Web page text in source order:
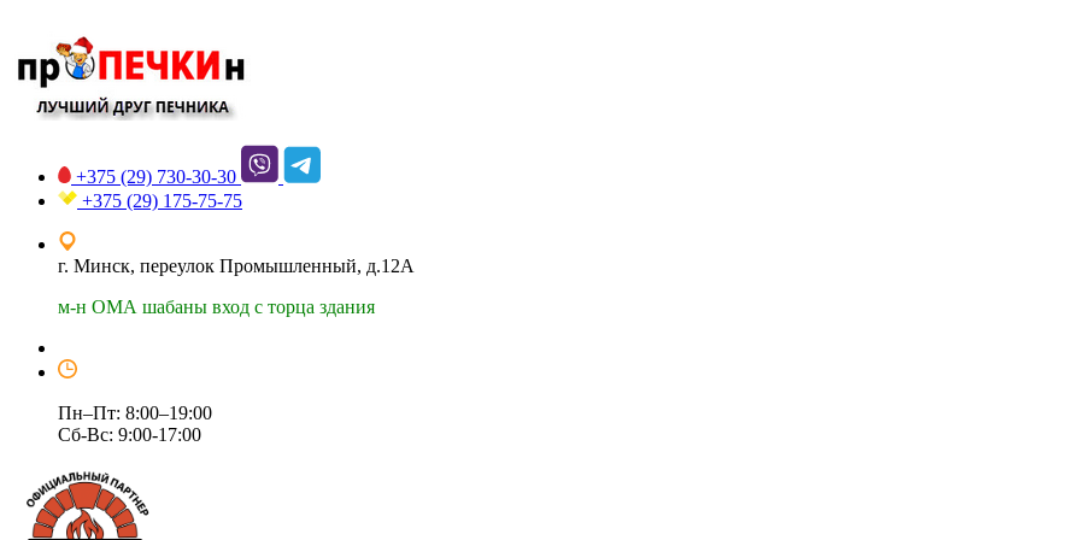
+375 (29) 730-30-30
+375 (29) 175-75-75
г. Минск, переулок Промышленный, д.12А
м-н ОМА шабаны вход с торца здания
Пн–Пт: 8:00–19:00
Сб-Вс: 9:00-17:00